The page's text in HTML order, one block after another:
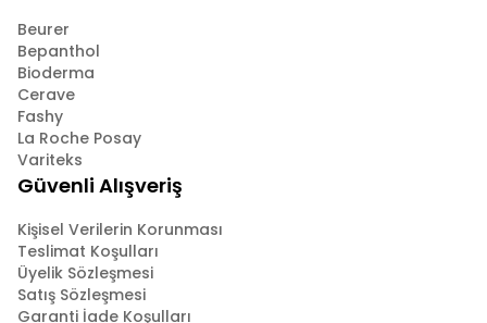
Beurer
Bepanthol
Bioderma
Cerave
Fashy
La Roche Posay
Variteks
Güvenli Alışveriş
Kişisel Verilerin Korunması
Teslimat Koşulları
Üyelik Sözleşmesi
Satış Sözleşmesi
Garanti İade Koşulları